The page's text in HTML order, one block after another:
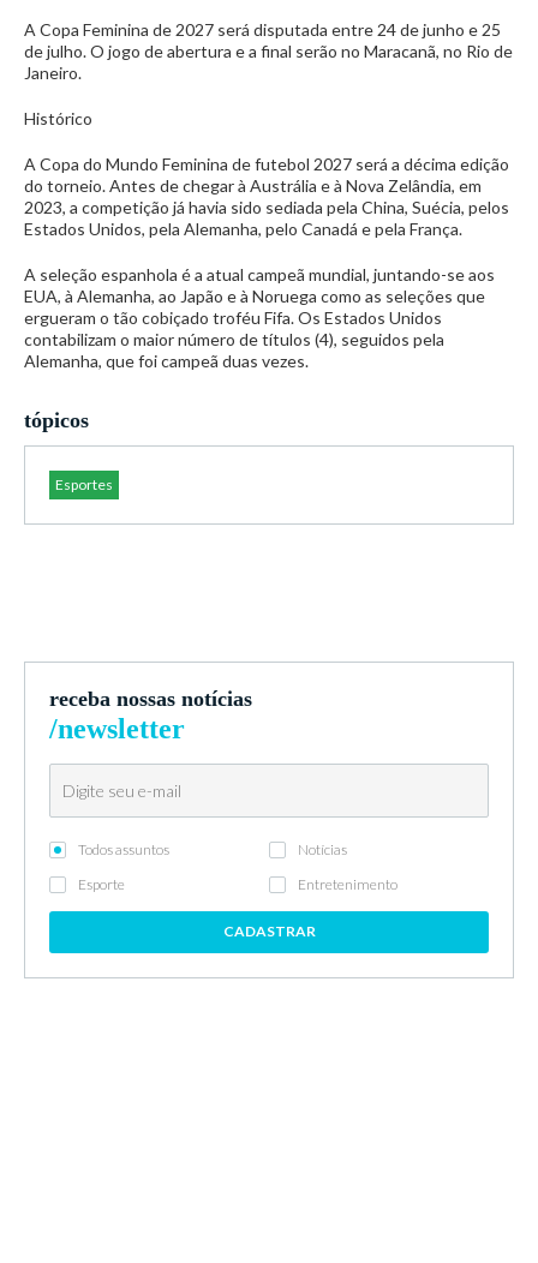
A Copa Feminina de 2027 será disputada entre 24 de junho e 25
de julho. O jogo de abertura e a final serão no Maracanã, no Rio de
Janeiro.
Histórico
A Copa do Mundo Feminina de futebol 2027 será a décima edição
do torneio. Antes de chegar à Austrália e à Nova Zelândia, em
2023, a competição já havia sido sediada pela China, Suécia, pelos
Estados Unidos, pela Alemanha, pelo Canadá e pela França.
A seleção espanhola é a atual campeã mundial, juntando-se aos
EUA, à Alemanha, ao Japão e à Noruega como as seleções que
ergueram o tão cobiçado troféu Fifa. Os Estados Unidos
contabilizam o maior número de títulos (4), seguidos pela
Alemanha, que foi campeã duas vezes.
tópicos
Esportes
receba nossas notícias
/newsletter
Todos assuntos
Notícias
Esporte
Entretenimento
CADASTRAR